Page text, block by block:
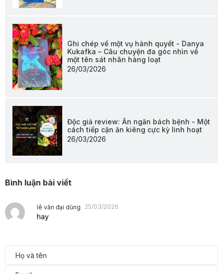
Ghi chép về một vụ hành quyết - Danya
Kukafka – Câu chuyện đa góc nhìn về
một tên sát nhân hàng loạt
26/03/2026
Độc giả review: Ăn ngăn bách bệnh - Một
cách tiếp cận ăn kiêng cực kỳ linh hoạt
26/03/2026
Bình luận bài viết
lê văn đại dũng 25/03/2026
hay